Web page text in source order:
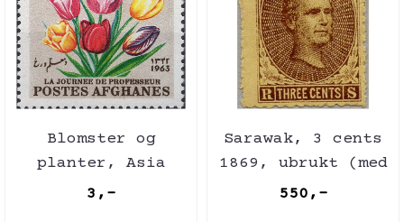
Blomster og
planter, Asia
3,-
Sarawak, 3 cents
1869, ubrukt (med
lim)
550,-